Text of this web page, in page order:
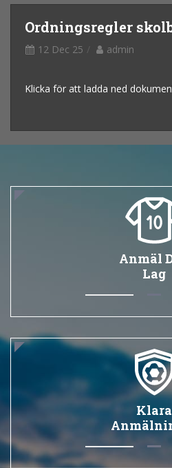
Ordningsregler
12 Dec 25 admin
Klicka för att ladda ned
Anmäl
Lag
Klara